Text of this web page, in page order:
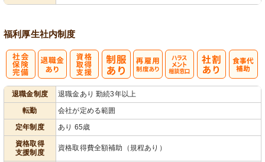
福利厚生社内制度
退職金制度
退職金あり 勤続3年以上
転勤
会社が定める範囲
定年制度
あり 65歳
資格取得
支援制度
資格取得費全額補助（規程あり）